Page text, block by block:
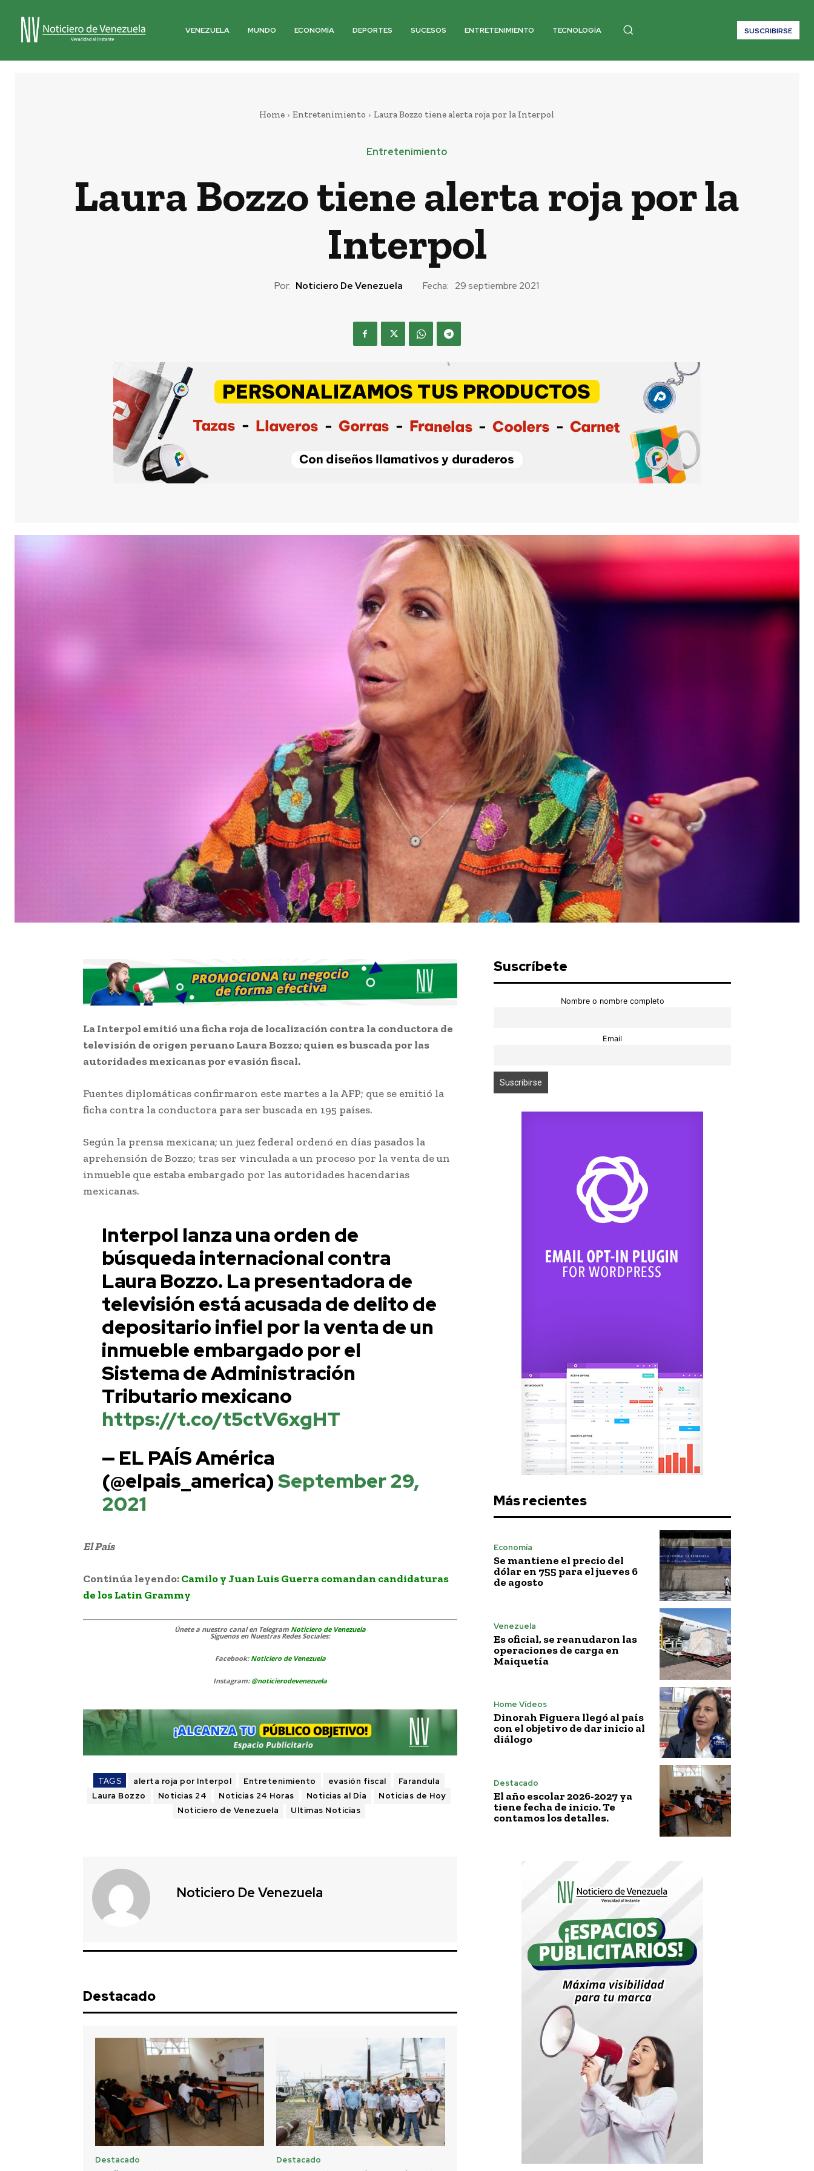
VENEZUELA MUNDO ECONOMÍA DEPORTES SUCESOS ENTRETENIMIENTO TECNOLOGÍA SUSCRIBIRSE
Home Entretenimiento Laura Bozzo tiene alerta roja por la Interpol
Entretenimiento
Laura Bozzo tiene alerta roja por la
Interpol
Por: Noticiero De Venezuela Fecha: 29 septiembre 2021
La Interpol emitió una ficha roja de localización contra la conductora de
televisión de origen peruano Laura Bozzo; quien es buscada por las
autoridades mexicanas por evasión fiscal.
Fuentes diplomáticas confirmaron este martes a la AFP; que se emitió la
ficha contra la conductora para ser buscada en 195 países.
Según la prensa mexicana; un juez federal ordenó en días pasados la
aprehensión de Bozzo; tras ser vinculada a un proceso por la venta de un
inmueble que estaba embargado por las autoridades hacendarias
mexicanas.
Interpol lanza una orden de
búsqueda internacional contra
Laura Bozzo. La presentadora de
televisión está acusada de delito de
depositario infiel por la venta de un
inmueble embargado por el
Sistema de Administración
Tributario mexicano
https://t.co/t5ctV6xgHT
— EL PAÍS América
(@elpais_america)September 29,
2021
ElPaís
Continúa leyendo:Camilo y Juan Luis Guerra comandan candidaturas
de los Latin Grammy
Únete a nuestro canal en Telegram Noticiero de Venezuela
Síguenosen Nuestras Redes Sociales:
Facebook: Noticiero de Venezuela
Instagram: @noticierodevenezuela
TAGS alerta roja por Interpol Entretenimiento evasión fiscal
Farandula
Laura Bozzo
Noticias 24 Noticias 24 Horas Noticias al Día
Noticias de Hoy
Noticiero de Venezuela
Ultimas Noticias
Noticiero De Venezuela
Destacado
Destacado Destacado
Suscríbete
Nombre o nombre completo
Email
Más recientes
Economía
Se mantiene el precio del
dólar en 755 para el jueves 6
de agosto
Venezuela
Es oficial, se reanudaron las
operaciones de carga en
Maiquetía
Home Vídeos
Dinorah Figuera llegó al país
con el objetivo de dar inicio al
diálogo
Destacado
El año escolar 2026-2027 ya
tiene fecha de inicio. Te
contamos los detalles.